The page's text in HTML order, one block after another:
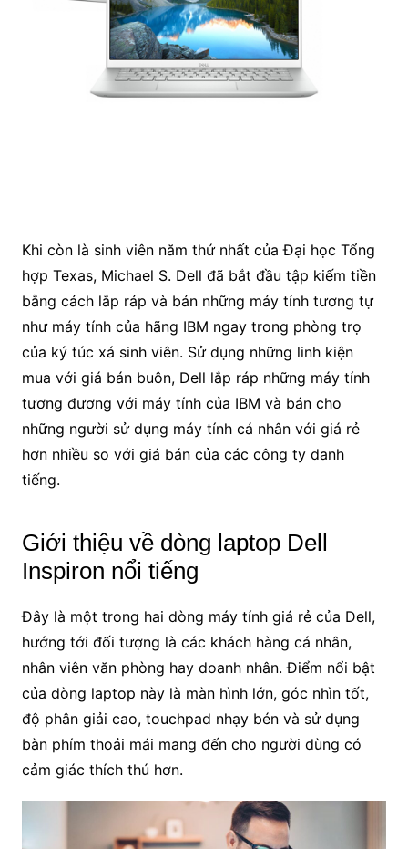
Khi còn là sinh viên năm thứ nhất của Đại học Tổng
hợp Texas, Michael S. Dell đã bắt đầu tập kiếm tiền
bằng cách lắp ráp và bán những máy tính tương tự
như máy tính của hãng IBM ngay trong phòng trọ
của ký túc xá sinh viên. Sử dụng những linh kiện
mua với giá bán buôn, Dell lắp ráp những máy tính
tương đương với máy tính của IBM và bán cho
những người sử dụng máy tính cá nhân với giá rẻ
hơn nhiều so với giá bán của các công ty danh
tiếng.
Giới thiệu về dòng laptop Dell
Inspiron nổi tiếng
Đây là một trong hai dòng máy tính giá rẻ của Dell,
hướng tới đối tượng là các khách hàng cá nhân,
nhân viên văn phòng hay doanh nhân. Điểm nổi bật
của dòng laptop này là màn hình lớn, góc nhìn tốt,
độ phân giải cao, touchpad nhạy bén và sử dụng
bàn phím thoải mái mang đến cho người dùng có
cảm giác thích thú hơn.